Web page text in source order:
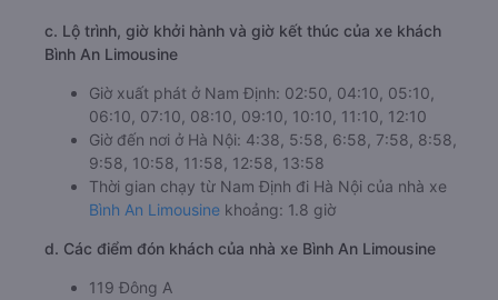
c. Lộ trình, giờ khởi hành và giờ kết thúc của xe khách
Bình An Limousine
Giờ xuất phát ở Nam Định: 02:50, 04:10, 05:10,
06:10, 07:10, 08:10, 09:10, 10:10, 11:10, 12:10
Giờ đến nơi ở Hà Nội: 4:38, 5:58, 6:58, 7:58, 8:58,
9:58, 10:58, 11:58, 12:58, 13:58
Thời gian chạy từ Nam Định đi Hà Nội của nhà xe
Bình An Limousine khoảng: 1.8 giờ
d. Các điểm đón khách của nhà xe Bình An Limousine
119 Đông A